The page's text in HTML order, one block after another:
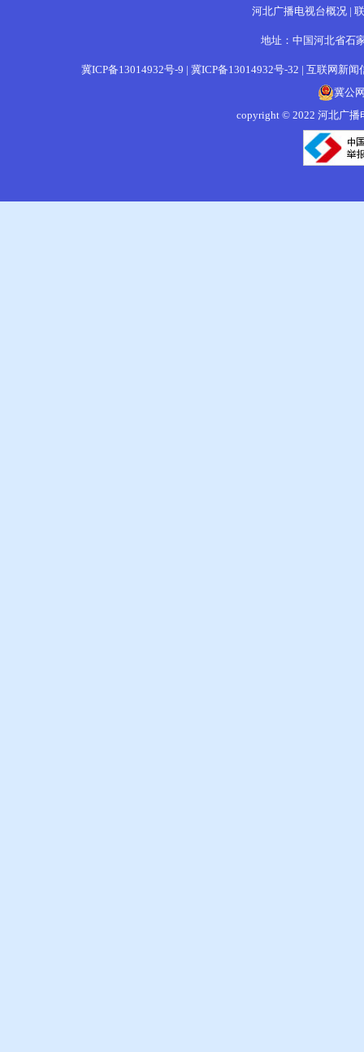
河北广播电视台概况|
地址：中国河北省石
冀ICP备13014932号-9 | 冀ICP备13014932号-32 | 互联网新闻
冀公
copyright © 2022 河北广